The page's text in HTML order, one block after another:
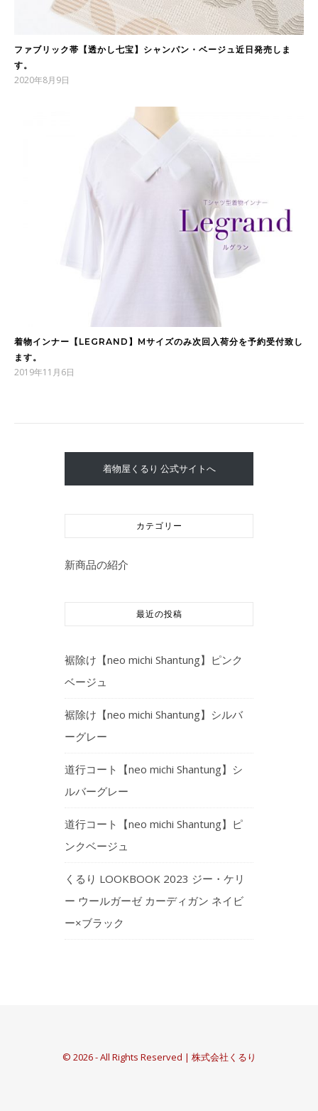
ファブリック帯【透かし七宝】シャンパン・ベージュ近日発売しま
す。
2020年8月9日
着物インナー【LEGRAND】Mサイズのみ次回入荷分を予約受付致し
ます。
2019年11月6日
着物屋くるり 公式サイトへ
カテゴリー
新商品の紹介
最近の投稿
裾除け【neo michi Shantung】ピンク
ベージュ
裾除け【neo michi Shantung】シルバ
ーグレー
道行コート【neo michi Shantung】シ
ルバーグレー
道行コート【neo michi Shantung】ピ
ンクベージュ
くるり LOOKBOOK 2023 ジー・ケリ
ー ウールガーゼ カーディガン ネイビ
ー×ブラック
© 2026 - All Rights Reserved | 株式会社くるり